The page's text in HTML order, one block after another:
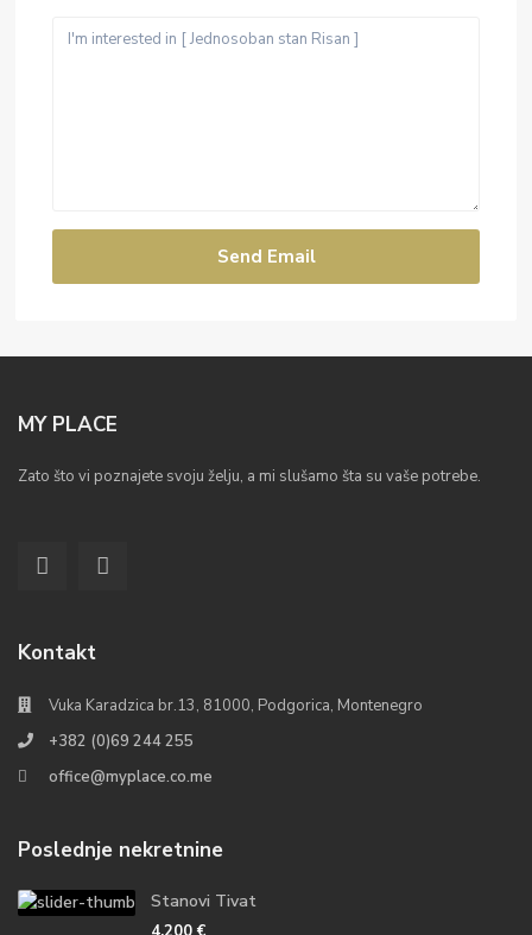
MY PLACE
Zato što vi poznajete svoju želju, a mi slušamo šta su vaše potrebe.
Kontakt
Vuka Karadzica br.13, 81000, Podgorica, Montenegro
+382 (0)69 244 255
office@myplace.co.me
Poslednje nekretnine
Stanovi Tivat